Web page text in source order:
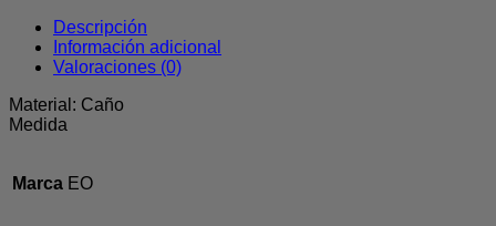
Descripción
Información adicional
Valoraciones (0)
Material: Caño
Medida
Marca EO